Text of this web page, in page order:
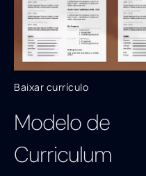
Baixar currículo
Modelo de
Curriculum